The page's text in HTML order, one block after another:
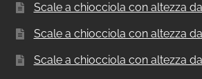
Scale a chiocciola con altezza
Scale a chiocciola con altezza
Scale a chiocciola con altezza